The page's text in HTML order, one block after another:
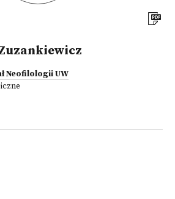
Neofilologii UW